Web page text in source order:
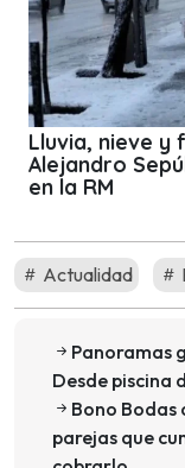
Lluvia, nieve
Alejandro
en la RM
Actualidad
Panoramas
Desde piscina
Bono Bodas
parejas que